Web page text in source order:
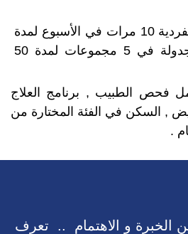
- مع وجود الجلسات الفردية 10 مرات في الأسبوع لمدة
25 دقيقة تقريبياَ ، مجدولة في 5 مجموعات لمدة 50
فحص الطبيب , برنامج العلاج
, السكن في الفئة المختارة من
الخبرة و الاهتمام .. تعرف